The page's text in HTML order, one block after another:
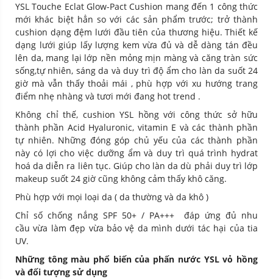
YSL Touche Eclat Glow-Pact Cushion mang đến 1 công thức
mới khác biệt hẳn so với các sản phẩm trước; trở thành
cushion dạng đệm lưới đầu tiên của thương hiệu. Thiết kế
dạng lưới giúp lấy lượng kem vừa đủ và dễ dàng tán đều
lên da, mang lại lớp nền mỏng mịn màng và căng tràn sức
sống,tự nhiên, sáng da và duy trì độ ẩm cho làn da suốt 24
giờ mà vẫn thấy thoải mái , phù hợp với xu hướng trang
điểm nhẹ nhàng và tươi mới đang hot trend .
Không chỉ thế, cushion YSL hồng với công thức sở hữu
thành phần Acid Hyaluronic, vitamin E và các thành phần
tự nhiên. Những đóng góp chủ yếu của các thành phần
này có lợi cho việc dưỡng ẩm và duy trì quá trình hydrat
hoá da diễn ra liên tục. Giúp cho làn da dù phải duy trì lớp
makeup suốt 24 giờ cũng không cảm thấy khô căng.
Phù hợp với mọi loại da ( da thường và da khô )
Chỉ số chống nắng SPF 50+ / PA+++ đáp ứng đủ nhu
cầu vừa làm đẹp vừa bảo vệ da mình dưới tác hại của tia
UV.
Những tông màu phổ biến của phấn nước YSL vỏ hồng
và đối tượng sử dụng